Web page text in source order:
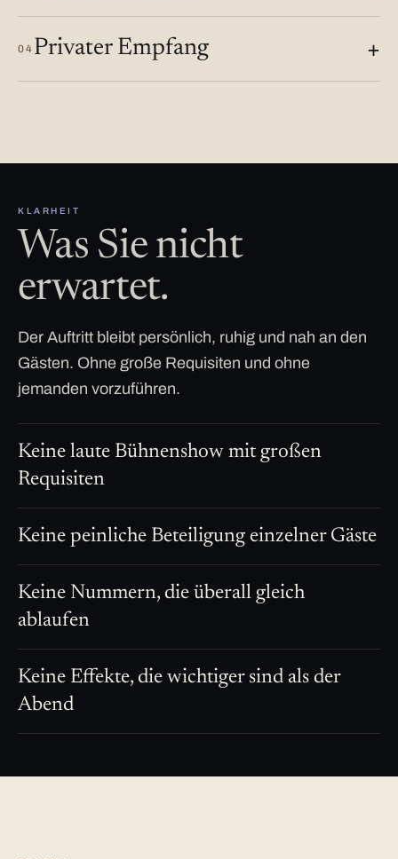
04 Privater Empfang
KLARHEIT
Was Sie nicht
erwartet.
Der Auftritt bleibt persönlich, ruhig und nah an den
Gästen. Ohne große Requisiten und ohne
jemanden vorzuführen.
Keine laute Bühnenshow mit großen
Requisiten
Keine peinliche Beteiligung einzelner Gäste
Keine Nummern, die überall gleich
ablaufen
Keine Effekte, die wichtiger sind als der
Abend